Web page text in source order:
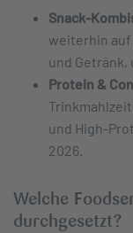
Snack-
weiterhin
und
Protein &
und High-
2026.
Welche
durchgesetzt?